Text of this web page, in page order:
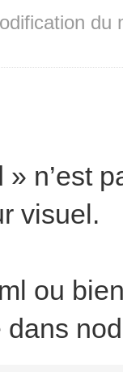
du
n’est
visuel.
ou